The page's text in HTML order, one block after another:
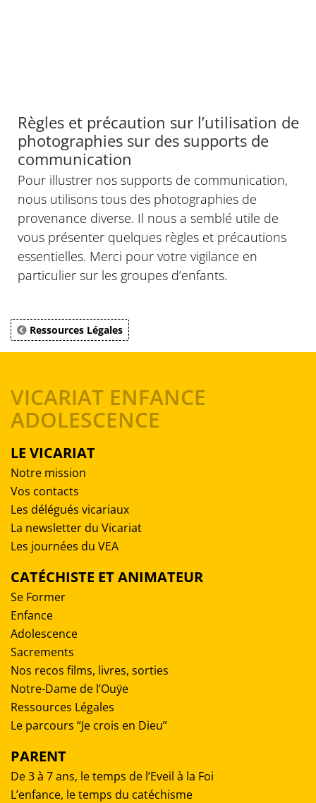
Règles et précaution sur l’utilisation de
photographies sur des supports de
communication
Pour illustrer nos supports de communication,
nous utilisons tous des photographies de
provenance diverse. Il nous a semblé utile de
vous présenter quelques règles et précautions
essentielles. Merci pour votre vigilance en
particulier sur les groupes d’enfants.
Ressources Légales
VICARIAT ENFANCE
ADOLESCENCE
LE VICARIAT
Notre mission
Vos contacts
Les délégués vicariaux
La newsletter du Vicariat
Les journées du VEA
CATÉCHISTE ET ANIMATEUR
Se Former
Enfance
Adolescence
Sacrements
Nos recos films, livres, sorties
Notre-Dame de l’Ouÿe
Ressources Légales
Le parcours “Je crois en Dieu”
PARENT
De 3 à 7 ans, le temps de l’Eveil à la Foi
L’enfance, le temps du catéchisme